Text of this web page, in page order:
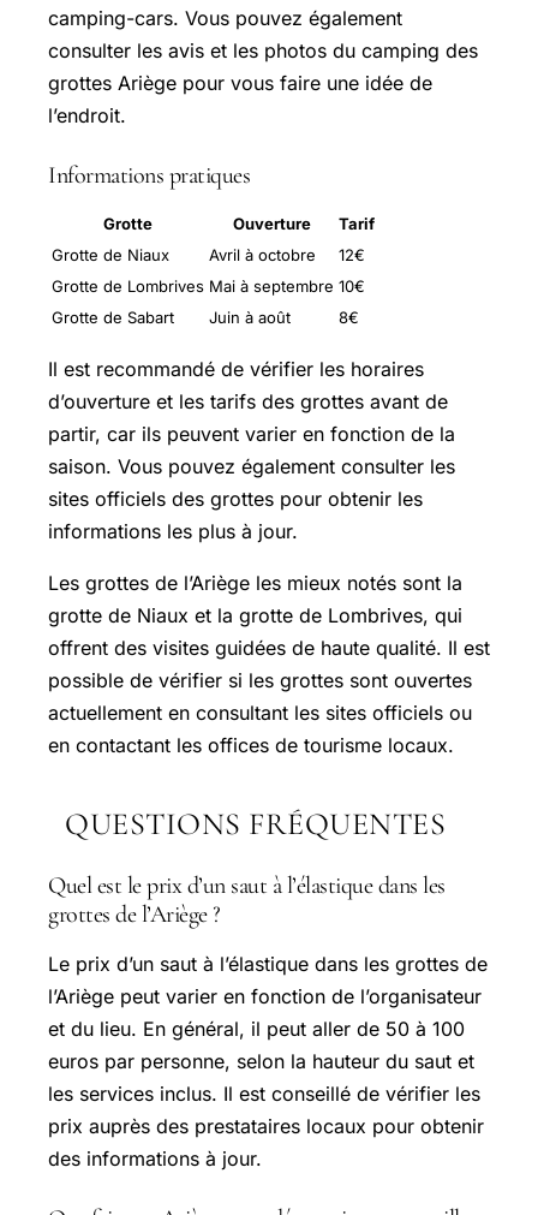
camping-cars. Vous pouvez également
consulter les avis et les photos du camping des
grottes Ariège pour vous faire une idée de
l’endroit.
Informations pratiques
Grotte Ouverture
Tarif
Grotte de Niaux
Avril à octobre
12€
Grotte de Lombrives Mai à septembre 10€
Grotte de Sabart
Juin à août 8€
Il est recommandé de vérifier les horaires
d’ouverture et les tarifs des grottes avant de
partir, car ils peuvent varier en fonction de la
saison. Vous pouvez également consulter les
sites officiels des grottes pour obtenir les
informations les plus à jour.
Les grottes de l’Ariège les mieux notés sont la
grotte de Niaux et la grotte de Lombrives, qui
offrent des visites guidées de haute qualité. Il est
possible de vérifier si les grottes sont ouvertes
actuellement en consultant les sites officiels ou
en contactant les offices de tourisme locaux.
QUESTIONS FRÉQUENTES
Quel est le prix d’un saut à l’élastique dans les
grottes de l’Ariège ?
Le prix d’un saut à l’élastique dans les grottes de
l’Ariège peut varier en fonction de l’organisateur
et du lieu. En général, il peut aller de 50 à 100
euros par personne, selon la hauteur du saut et
les services inclus. Il est conseillé de vérifier les
prix auprès des prestataires locaux pour obtenir
des informations à jour.